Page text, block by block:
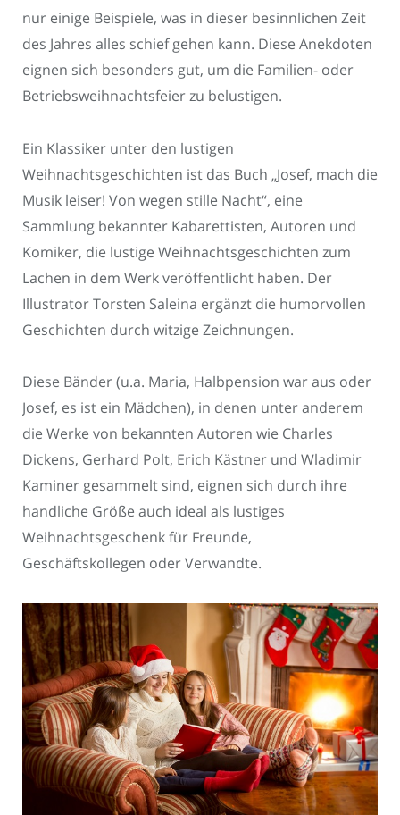
nur einige Beispiele, was in dieser besinnlichen Zeit
des Jahres alles schief gehen kann. Diese Anekdoten
eignen sich besonders gut, um die Familien- oder
Betriebsweihnachtsfeier zu belustigen.
Ein Klassiker unter den lustigen
Weihnachtsgeschichten ist das Buch „Josef, mach die
Musik leiser! Von wegen stille Nacht“, eine
Sammlung bekannter Kabarettisten, Autoren und
Komiker, die lustige Weihnachtsgeschichten zum
Lachen in dem Werk veröffentlicht haben. Der
Illustrator Torsten Saleina ergänzt die humorvollen
Geschichten durch witzige Zeichnungen.
Diese Bänder (u.a. Maria, Halbpension war aus oder
Josef, es ist ein Mädchen), in denen unter anderem
die Werke von bekannten Autoren wie Charles
Dickens, Gerhard Polt, Erich Kästner und Wladimir
Kaminer gesammelt sind, eignen sich durch ihre
handliche Größe auch ideal als lustiges
Weihnachtsgeschenk für Freunde,
Geschäftskollegen oder Verwandte.